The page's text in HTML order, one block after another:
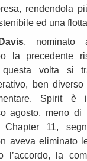
rendendola
ed una
, nominato
la precedente
questa volta si
ben
Spirit è
agosto, meno
Chapter 11,
aveva eliminato
l’accordo, la